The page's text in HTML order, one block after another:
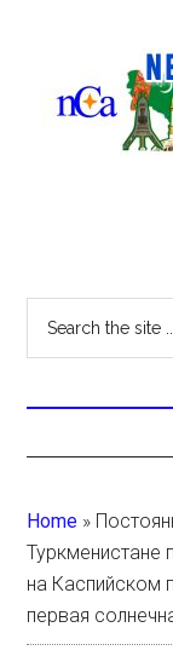
Home »
Туркменистане
на Каспийском
первая